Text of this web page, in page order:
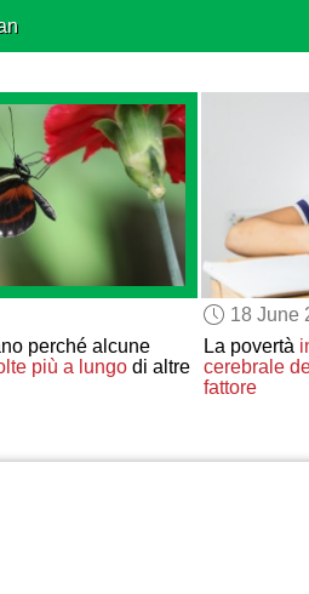
perché alcune
più a lungodi altre
18 June
La povertà
cerebrale
fattore